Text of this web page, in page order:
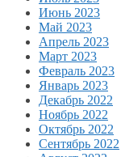
Июнь 2023
Май 2023
Апрель 2023
Март 2023
Февраль 2023
Январь 2023
Декабрь 2022
Ноябрь 2022
Октябрь 2022
Сентябрь 2022